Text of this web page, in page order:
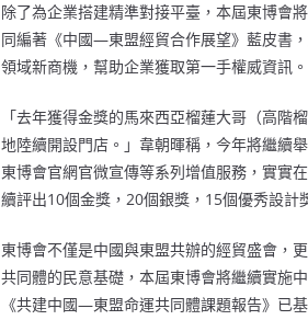
除了為企業搭建精準對接平臺，本屆東博會
同編著《中國—東盟經貿合作展望》藍皮書
領域新商機，幫助企業獲取第一手權威資訊。
「去年獲得金獎的馬來西亞榴蓮大哥（高階
地陸續開設門店。」韋朝暉稱，今年將繼續
東博會官網官微宣傳等系列增值服務，實實
續評出10個金獎，20個銀獎，15個優秀設計
東博會不僅是中國與東盟共辦的經貿盛會，
共同體的民意基礎，本屆東博會將繼續實施
《共建中國—東盟命運共同體課題報告》已